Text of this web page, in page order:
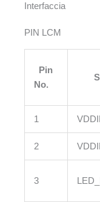
Interfaccia
PIN LCM
Pin
No.
1
2
3